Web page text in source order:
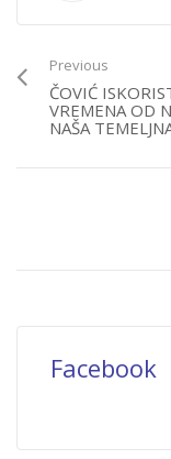
Previous
ČOVIĆ
VREMENA OD
NAŠA
Facebook